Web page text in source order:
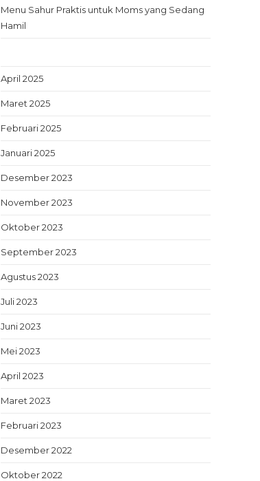
Menu Sahur Praktis untuk Moms yang Sedang
Hamil
April 2025
Maret 2025
Februari 2025
Januari 2025
Desember 2023
November 2023
Oktober 2023
September 2023
Agustus 2023
Juli 2023
Juni 2023
Mei 2023
April 2023
Maret 2023
Februari 2023
Desember 2022
Oktober 2022